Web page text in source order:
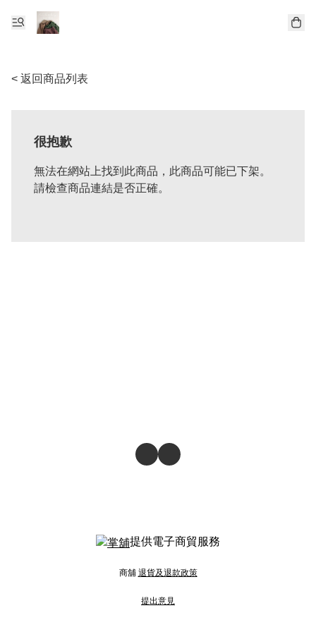
< 返回商品列表
很抱歉
無法在網站上找到此商品，此商品可能已下架。
請檢查商品連結是否正確。
提供電子商貿服務
商舖 退貨及退款政策
提出意見